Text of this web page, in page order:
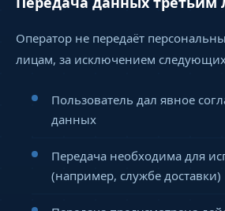
Оператор не передаёт
лицам, за исключением
Пользователь дал явное
данных
Передача необходима для
(например, службе доставки)